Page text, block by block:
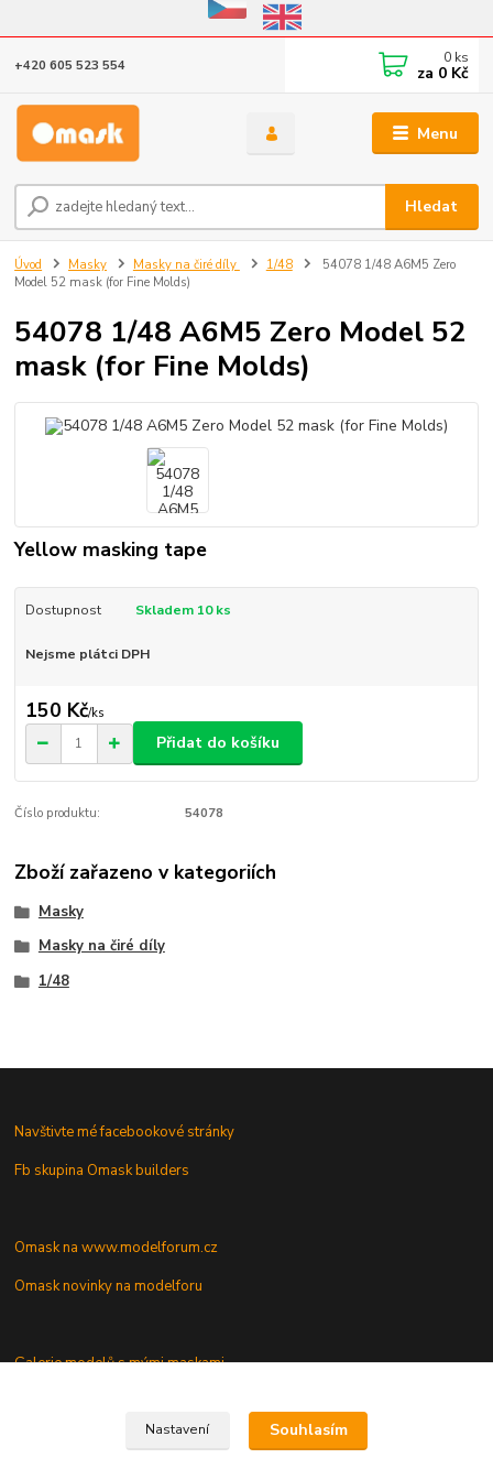
Eshop v provozu do 31.10.2026
Menu
Hledat
+420 605 523 554 0 ks
za 0 Kč
Úvod Masky Masky na čiré díly 1/48
54078 1/48 A6M5 Zero
Model 52 mask (for Fine Molds)
54078 1/48 A6M5 Zero Model 52
mask (for Fine Molds)
Yellow masking tape
Dostupnost Skladem 10 ks
Nejsme plátci DPH
150 Kč/ks
Přidat do košíku
Číslo produktu: 54078
Zboží zařazeno v kategoriích
Masky
Masky na čiré díly
1/48
Navštivte mé facebookové stránky
Fb skupina Omask builders
Omask na www.modelforum.cz
Omask novinky na modelforu
Galerie modelů s mými maskami
Nastavení Souhlasím